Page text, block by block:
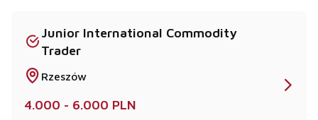
Junior International Commodity
Trader
Rzeszów
4.000 - 6.000 PLN